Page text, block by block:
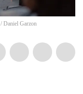
/ Daniel Garzon